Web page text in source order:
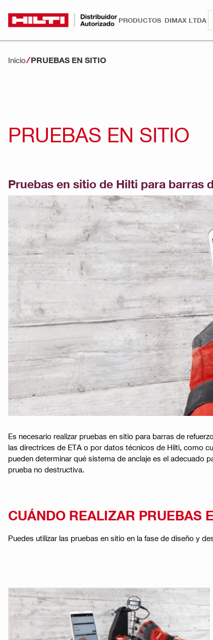
PRODUCTOS DIMAX LTDA
Inicio PRUEBAS EN SITIO
PRUEBAS EN SITIO
Pruebas en sitio de Hilti para barras
Es necesario realizar pruebas en sitio para barras de
las directrices de ETA o por datos técnicos de Hilti, como
pueden determinar qué sistema de anclaje es el adecuado
prueba no destructiva.​
CUÁNDO REALIZAR PRUEBAS
Puedes utilizar las pruebas en sitio en la fase de diseño y